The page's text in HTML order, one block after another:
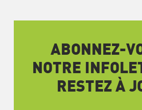
ABONNEZ-
NOTRE
RESTEZ À